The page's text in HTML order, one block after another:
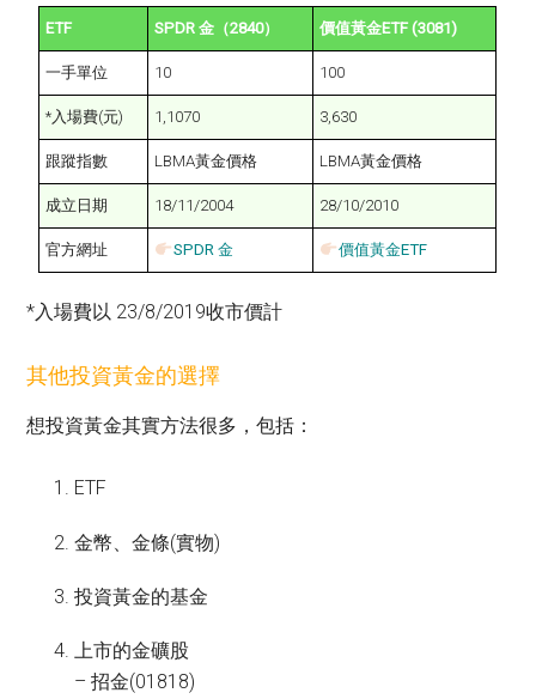
ETF SPDR 金（2840） 價值黃金ETF (3081)
一手單位 10 100
*入場費(元) 1,1070 3,630
跟蹤指數 LBMA黃金價格 LBMA黃金價格
成立日期 18/11/2004 28/10/2010
官方網址 SPDR 金 價值黃金ETF
*入場費以 23/8/2019收市價計
其他投資黃金的選擇
想投資黃金其實方法很多，包括：
ETF
金幣、金條(實物)
投資黃金的基金
上市的金礦股
– 招金(01818)